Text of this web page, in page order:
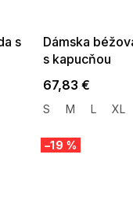
s
Dámska
s kapucňou
67,83 €
S M L XL
–19 %